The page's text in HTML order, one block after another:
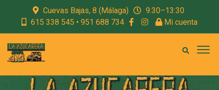
Cuevas Bajas, 8 (Málaga)
9:30–13:30
615 338 545 • 951 688 734
Mi cuenta